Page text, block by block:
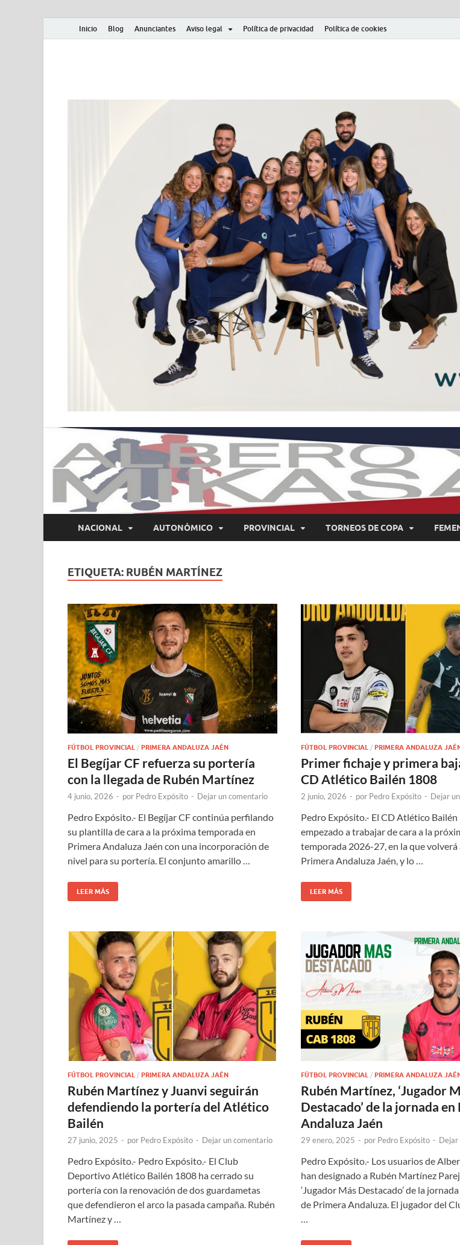
Inicio Blog Anunciantes Aviso legal Política de privacidad Política de cookies
NACIONAL AUTONÓMICO PROVINCIAL TORNEOS DE COPA
ETIQUETA: RUBÉN MARTÍNEZ
FÚTBOL PROVINCIAL / PRIMERA ANDALUZA JAÉN
El Begíjar CF refuerza su portería
con la llegada de Rubén Martínez
4 junio, 2026 - por Pedro Expósito - Dejar un comentario
Pedro Expósito.- El Begíjar CF continúa perfilando
su plantilla de cara a la próxima temporada en
Primera Andaluza Jaén con una incorporación de
nivel para su portería. El conjunto amarillo …
LEER MÁS
FÚTBOL PROVINCIAL / PRIMERA ANDALUZA
Primer fichaje y primera
CD Atlético Bailén 1808
2 junio, 2026 - por Pedro Expósito - Dejar
Pedro Expósito.- El CD Atlético Bailén
empezado a trabajar de cara a la
temporada 2026-27, en la que volverá
Primera Andaluza Jaén, y lo …
LEER MÁS
FÚTBOL PROVINCIAL / PRIMERA ANDALUZA JAÉN
Rubén Martínez y Juanvi seguirán
defendiendo la portería del Atlético
Bailén
27 junio, 2025 - por Pedro Expósito - Dejar un comentario
Pedro Expósito.- Pedro Expósito.- El Club
Deportivo Atlético Bailén 1808 ha cerrado su
portería con la renovación de dos guardametas
que defendieron el arco la pasada campaña. Rubén
Martínez y …
FÚTBOL PROVINCIAL / PRIMERA ANDALUZA
Rubén Martínez, ‘Jugador
Destacado’ de la jornada
Andaluza Jaén
29 enero, 2025 - por Pedro Expósito - Dejar
Pedro Expósito.- Los usuarios de
han designado a Rubén Martínez
‘Jugador Más Destacado’ de la
de Primera Andaluza. El jugador del
…